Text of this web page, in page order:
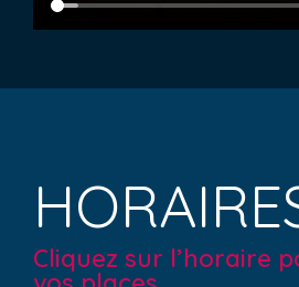
Cliquez sur l’horaire